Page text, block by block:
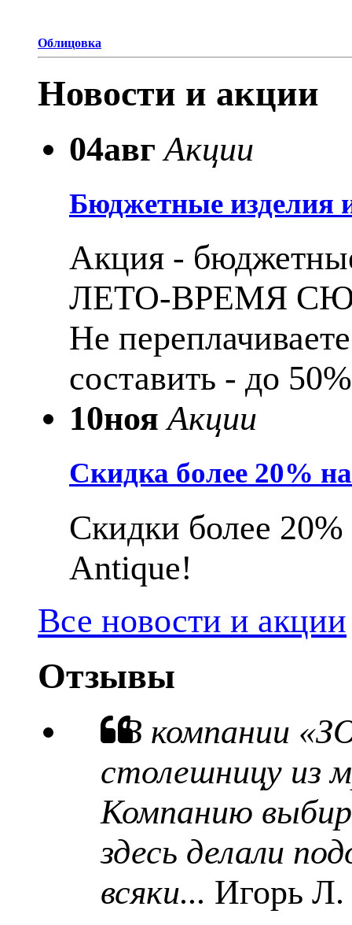
Облицовка
Новости и акции
04авг Акции
Бюджетные изделия
Акция -
ЛЕТО-ВРЕМЯ
Не
составить - до
10ноя Акции
Скидка более 20%
Скидки более
Antique!
Все новости и акции
Отзывы
В компании
столешницу из
Компанию
здесь делали
всяки... Игорь Л.